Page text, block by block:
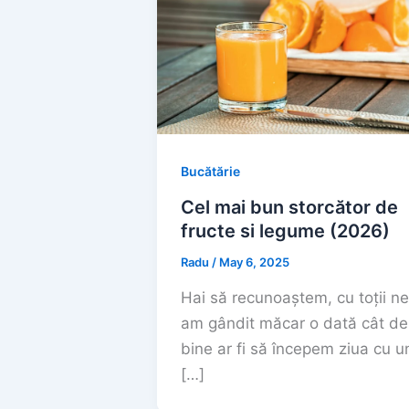
Bucătărie
Cel mai bun storcător de
fructe si legume (2026)
Radu / May 6, 2025
Hai să recunoaștem, cu toții
am gândit măcar o dată cât de
bine ar fi să începem ziua cu
[…]